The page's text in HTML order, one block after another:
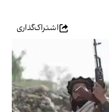
اشتراک‌گذاری